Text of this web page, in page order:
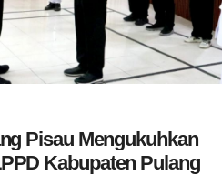
Pisau Mengukuhkan
Kabupaten Pulang